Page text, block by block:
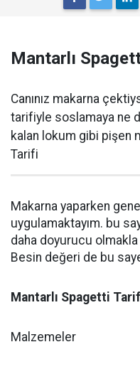
Mantarlı
Canınız makarna
tarifiyle soslamaya ne
kalan lokum gibi pişen
Tarifi
Makarna yaparken
uygulamaktayım. bu
daha doyurucu olmakla
Besin değeri de bu
Mantarlı Spagetti
Malzemeler